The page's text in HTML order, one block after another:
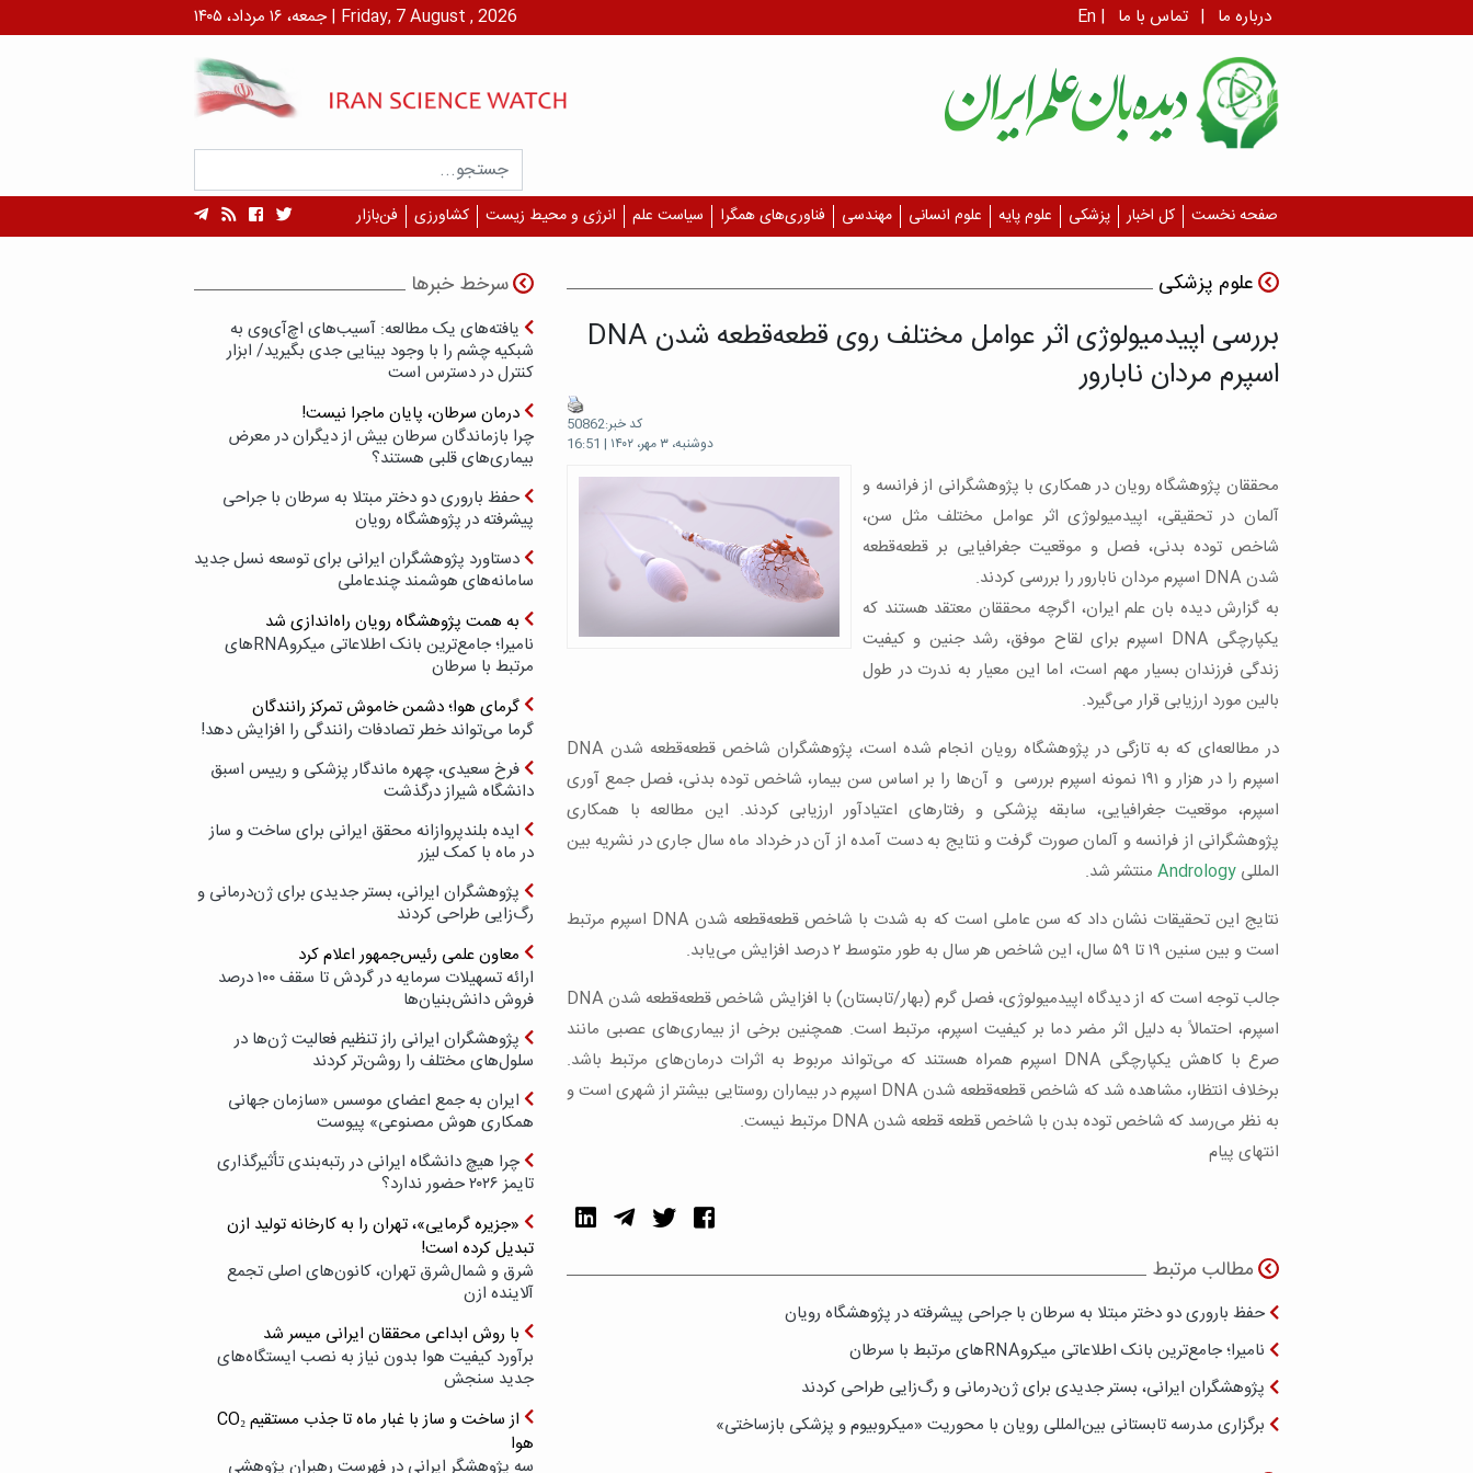
جمعه، ۱۶ مرداد، ۱۴۰۵ | Friday, 7 August , 2026 En | درباره ما | تماس با ما
صفحه نخست کل اخبار پزشکی علوم پایه علوم انسانی مهندسی فناوری‌های همگرا سیاست علم انرژی و محیط زیست کشاورزی فن‌بازار
علوم پزشکی
بررسی اپیدمیولوژی اثر عوامل مختلف روی قطعه‌قطعه شدن DNA
اسپرم مردان نابارور
کد خبر:50862
دوشنبه، ۳ مهر، ۱۴۰۲ | 16:51
محققان پژوهشگاه رویان در همکاری با پژوهشگرانی از فرانسه و
آلمان در تحقیقی، اپیدمیولوژی اثر عوامل مختلف مثل سن،
شاخص توده بدنی، فصل و موقعیت جغرافیایی بر قطعه‌قطعه
شدن DNA اسپرم مردان نابارور را بررسی کردند.
به گزارش دیده بان علم ایران، اگرچه محققان معتقد هستند که
یکپارچگی DNA اسپرم برای لقاح موفق، رشد جنین و کیفیت
زندگی فرزندان بسیار مهم است، اما این معیار به ندرت در طول
بالین مورد ارزیابی قرار می‌گیرد.
در مطالعه‌ای که به تازگی در پژوهشگاه رویان انجام شده است، پژوهشگران شاخص قطعه‌قطعه شدن DNA
اسپرم را در هزار و ۱۹۱ نمونه اسپرم بررسی و آن‌ها را بر اساس سن بیمار، شاخص توده بدنی، فصل جمع آوری
اسپرم، موقعیت جغرافیایی، سابقه پزشکی و رفتارهای اعتیادآور ارزیابی کردند. این مطالعه با همکاری
پژوهشگرانی از فرانسه و آلمان صورت گرفت و نتایج به دست آمده از آن در خرداد ماه سال جاری در نشریه بین
المللی Andrology منتشر شد.
نتایج این تحقیقات نشان داد که سن عاملی است که به شدت با شاخص قطعه‌قطعه شدن DNA اسپرم مرتبط
است و بین سنین ۱۹ تا ۵۹ سال، این شاخص هر سال به طور متوسط ۲ درصد افزایش می‌یابد.
جالب توجه است که از دیدگاه اپیدمیولوژی، فصل گرم (بهار/تابستان) با افزایش شاخص قطعه‌قطعه شدن DNA
اسپرم، احتمالاً به دلیل اثر مضر دما بر کیفیت اسپرم، مرتبط است. همچنین برخی از بیماری‌های عصبی مانند
صرع با کاهش یکپارچگی DNA اسپرم همراه هستند که می‌تواند مربوط به اثرات درمان‌های مرتبط باشد.
برخلاف انتظار، مشاهده شد که شاخص قطعه‌قطعه شدن DNA اسپرم در بیماران روستایی بیشتر از شهری است و
به نظر می‌رسد که شاخص توده بدن با شاخص قطعه قطعه شدن DNA مرتبط نیست.
انتهای پیام
مطالب مرتبط
حفظ باروری دو دختر مبتلا به سرطان با جراحی پیشرفته در پژوهشگاه رویان
نامیرا؛ جامع‌ترین بانک اطلاعاتی میکروRNAهای مرتبط با سرطان
پژوهشگران ایرانی، بستر جدیدی برای ژن‌درمانی و رگ‌زایی طراحی کردند
برگزاری مدرسه تابستانی بین‌المللی رویان با محوریت «میکروبیوم و پزشکی بازساختی»
سرخط خبرها
یافته‌های یک مطالعه: آسیب‌های اچ‌آی‌وی به
شبکیه چشم را با وجود بینایی جدی بگیرید/ ابزار
کنترل در دسترس است
درمان سرطان، پایان ماجرا نیست!
چرا بازماندگان سرطان بیش از دیگران در معرض
بیماری‌های قلبی هستند؟
حفظ باروری دو دختر مبتلا به سرطان با جراحی
پیشرفته در پژوهشگاه رویان
دستاورد پژوهشگران ایرانی برای توسعه نسل جدید
سامانه‌های هوشمند چندعاملی
به همت پژوهشگاه رویان راه‌اندازی شد
نامیرا؛ جامع‌ترین بانک اطلاعاتی میکروRNAهای
مرتبط با سرطان
گرمای هوا؛ دشمن خاموش تمرکز رانندگان
گرما می‌تواند خطر تصادفات رانندگی را افزایش دهد!
فرخ سعیدی، چهره ماندگار پزشکی و رییس اسبق
دانشگاه شیراز درگذشت
ایده بلندپروازانه محقق ایرانی برای ساخت و ساز
در ماه با کمک لیزر
پژوهشگران ایرانی، بستر جدیدی برای ژن‌درمانی و
رگ‌زایی طراحی کردند
معاون علمی رئیس‌جمهور اعلام کرد
ارائه تسهیلات سرمایه در گردش تا سقف ۱۰۰ درصد
فروش دانش‌بنیان‌ها
پژوهشگران ایرانی راز تنظیم فعالیت ژن‌ها در
سلول‌های مختلف را روشن‌تر کردند
ایران به جمع اعضای موسس «سازمان جهانی
همکاری هوش مصنوعی» پیوست
چرا هیچ دانشگاه ایرانی در رتبه‌بندی تأثیرگذاری
تایمز ۲۰۲۶ حضور ندارد؟
«جزیره گرمایی»، تهران را به کارخانه تولید ازن
تبدیل کرده است!
شرق و شمال‌شرق تهران، کانون‌های اصلی تجمع
آلاینده ازن
با روش ابداعی محققان ایرانی میسر شد
برآورد کیفیت هوا بدون نیاز به نصب ایستگاه‌های
جدید سنجش
از ساخت و ساز با غبار ماه تا جذب مستقیم CO₂
هوا
سه پژوهشگر ایرانی در فهرست رهبران پژوهشی